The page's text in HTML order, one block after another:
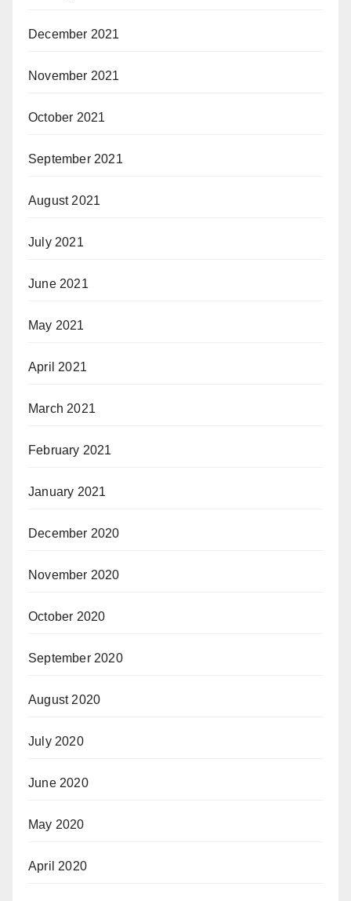
December 2021
November 2021
October 2021
September 2021
August 2021
July 2021
June 2021
May 2021
April 2021
March 2021
February 2021
January 2021
December 2020
November 2020
October 2020
September 2020
August 2020
July 2020
June 2020
May 2020
April 2020